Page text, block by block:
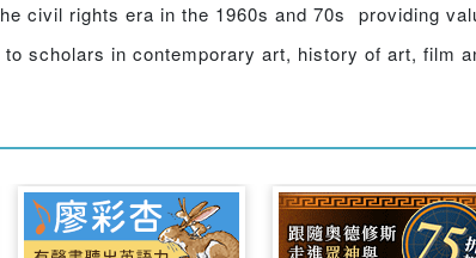
civil rights era in the 1960s and 70s  providing
scholars in contemporary art, history of art, film